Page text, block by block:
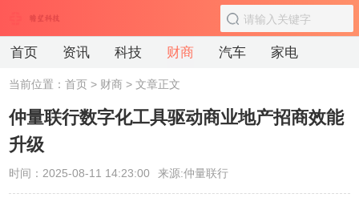
首页 资讯 科技 财商 汽车 家电
当前位置：首页 > 财商 > 文章正文
仲量联行数字化工具驱动商业地产招商效能
升级
时间：2025-08-11 14:23:00 来源:仲量联行